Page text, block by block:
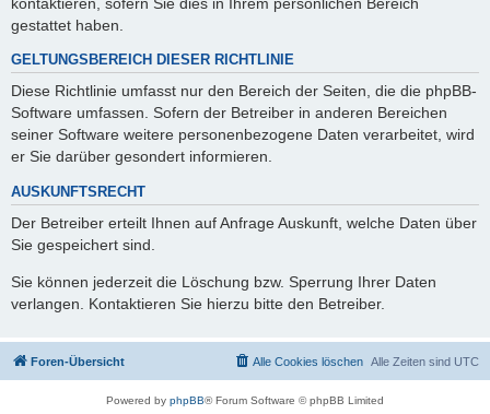
gestattet haben.
GELTUNGSBEREICH DIESER RICHTLINIE
Diese Richtlinie umfasst nur den Bereich der Seiten, die die phpBB-
Software umfassen. Sofern der Betreiber in anderen Bereichen
seiner Software weitere personenbezogene Daten verarbeitet, wird
er Sie darüber gesondert informieren.
AUSKUNFTSRECHT
Der Betreiber erteilt Ihnen auf Anfrage Auskunft, welche Daten über
Sie gespeichert sind.
Sie können jederzeit die Löschung bzw. Sperrung Ihrer Daten
verlangen. Kontaktieren Sie hierzu bitte den Betreiber.
Foren-Übersicht Alle Zeiten sind UTC
Alle Cookies löschen
Powered by phpBB® Forum Software © phpBB Limited